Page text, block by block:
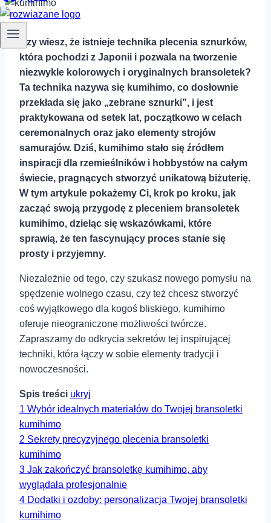
Czy⁤ wiesz, że istnieje technika plecenia‍ sznurków,
która pochodzi z Japonii i pozwala na ⁣tworzenie
niezwykle kolorowych i oryginalnych bransoletek?
Ta technika nazywa się kumihimo, co dosłownie
przekłada się jako „zebrane sznurki”, ⁤i⁢ jest
praktykowana od setek lat, początkowo w celach
ceremonalnych oraz jako elementy strojów
samurajów. Dziś, kumihimo stało się źródłem
inspiracji dla rzemieślników i hobbystów na całym
świecie, pragnących stworzyć unikatową⁤ biżuterię.
W tym artykule pokażemy Ci, krok po ⁤kroku, jak
zacząć swoją przygodę z pleceniem ‍bransoletek
kumihimo, dzieląc się wskazówkami, które
sprawią, że ten fascynujący proces stanie się
prosty i przyjemny.
Niezależnie od tego, czy szukasz nowego pomysłu na
spędzenie wolnego czasu, czy też chcesz stworzyć
coś wyjątkowego dla kogoś bliskiego, kumihimo⁣
oferuje nieograniczone możliwości twórcze.
Zapraszamy do odkrycia sekretów tej inspirującej
techniki, która łączy w sobie elementy tradycji i
nowoczesności.
Spis treści ukryj
1 Wybór idealnych materiałów do Twojej bransoletki
kumihimo
2 Sekrety precyzyjnego plecenia bransoletki
kumihimo
3 Jak zakończyć bransoletkę kumihimo, aby
wyglądała profesjonalnie
4 Dodatki i ozdoby: personalizacja Twojej bransoletki
kumihimo